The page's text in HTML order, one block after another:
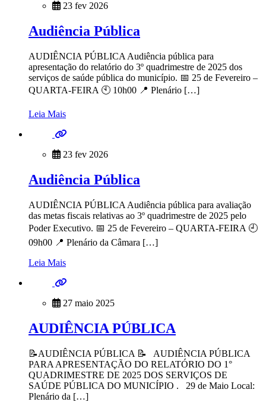
23 fev 2026
Audiência Pública
AUDIÊNCIA PÚBLICA Audiência pública para
apresentação do relatório do 3º quadrimestre de 2025 dos
serviços de saúde pública do município. 📅 25 de Fevereiro –
QUARTA-FEIRA 🕙 10h00 📍 Plenário […]
Leia Mais
23 fev 2026
Audiência Pública
AUDIÊNCIA PÚBLICA Audiência pública para avaliação
das metas fiscais relativas ao 3º quadrimestre de 2025 pelo
Poder Executivo. 📅 25 de Fevereiro – QUARTA-FEIRA 🕘
09h00 📍 Plenário da Câmara […]
Leia Mais
27 maio 2025
AUDIÊNCIA PÚBLICA
📝AUDIÊNCIA PÚBLICA 📝 AUDIÊNCIA PÚBLICA
PARA APRESENTAÇÃO DO RELATÓRIO DO 1°
QUADRIMESTRE DE 2025 DOS SERVIÇOS DE
SAÚDE PÚBLICA DO MUNICÍPIO . 29 de Maio Local:
Plenário da […]